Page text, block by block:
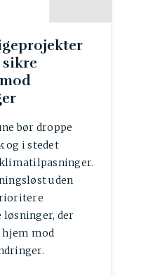
sikre
bør droppe
og i stedet
uden
der
mod